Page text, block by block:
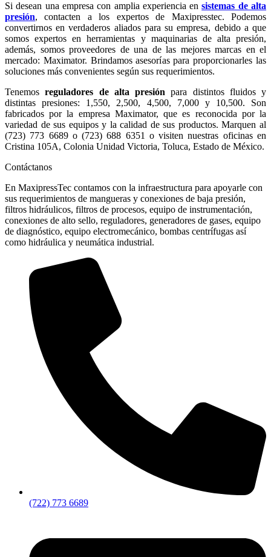
Si desean una empresa con amplia experiencia ensistemas de alta
presión, contacten a los expertos de Maxipresstec. Podemos
convertirnos en verdaderos aliados para su empresa, debido a que
somos expertos en herramientas y maquinarias de alta presión,
además, somos proveedores de una de las mejores marcas en el
mercado: Maximator. Brindamos asesorías para proporcionarles las
soluciones más convenientes según sus requerimientos.
Tenemosreguladores de alta presión para distintos fluidos y
distintas presiones: 1,550, 2,500, 4,500, 7,000 y 10,500. Son
fabricados por la empresa Maximator, que es reconocida por la
variedad de sus equipos y la calidad de sus productos. Marquen al
(723) 773 6689 o (723) 688 6351 o visiten nuestras oficinas en
Cristina 105A, Colonia Unidad Victoria, Toluca, Estado de México.
Contáctanos
En MaxipressTec contamos con la infraestructura para apoyarle con
sus requerimientos de mangueras y conexiones de baja presión,
filtros hidráulicos, filtros de procesos, equipo de instrumentación,
conexiones de alto sello, reguladores, generadores de gases, equipo
de diagnóstico, equipo electromecánico, bombas centrífugas así
como hidráulica y neumática industrial.
(722) 773 6689